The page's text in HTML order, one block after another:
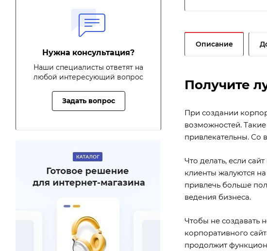
Описание
Получите
При создании
возможностей.
привлекательны. Со
Что делать, если
клиенты жалуются
привлечь больше
ведения бизнеса.
Чтобы не создавать
корпоративного
продолжит
Нужна консультация?
Наши специалисты ответят на
любой интересующий вопрос
Задать вопрос